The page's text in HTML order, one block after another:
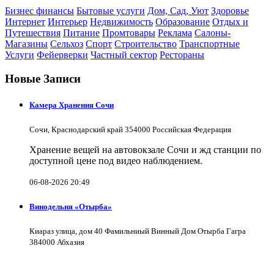
Бизнес финансы Бытовые услуги Дом, Сад, Уют Здоровье
Интернет Интерьер Недвижимость Образование Отдых и
Путешествия Питание Промтовары Реклама Салоны-
Магазины Сельхоз Спорт Строительство Транспортные
Услуги Фейерверки Частный сектор Рестораны
Новые Записи
Камера Хранения Сочи
Сочи, Краснодарский край 354000 Российская Федерация
Хранение вещей на автовокзале Сочи и жд станции по
доступной цене под видео наблюдением.
06-08-2026 20:49
Винодельня «Отырба»
Киараз улица, дом 40 Фамильниый Винный Дом Отырба Гагра
384000 Абхазия